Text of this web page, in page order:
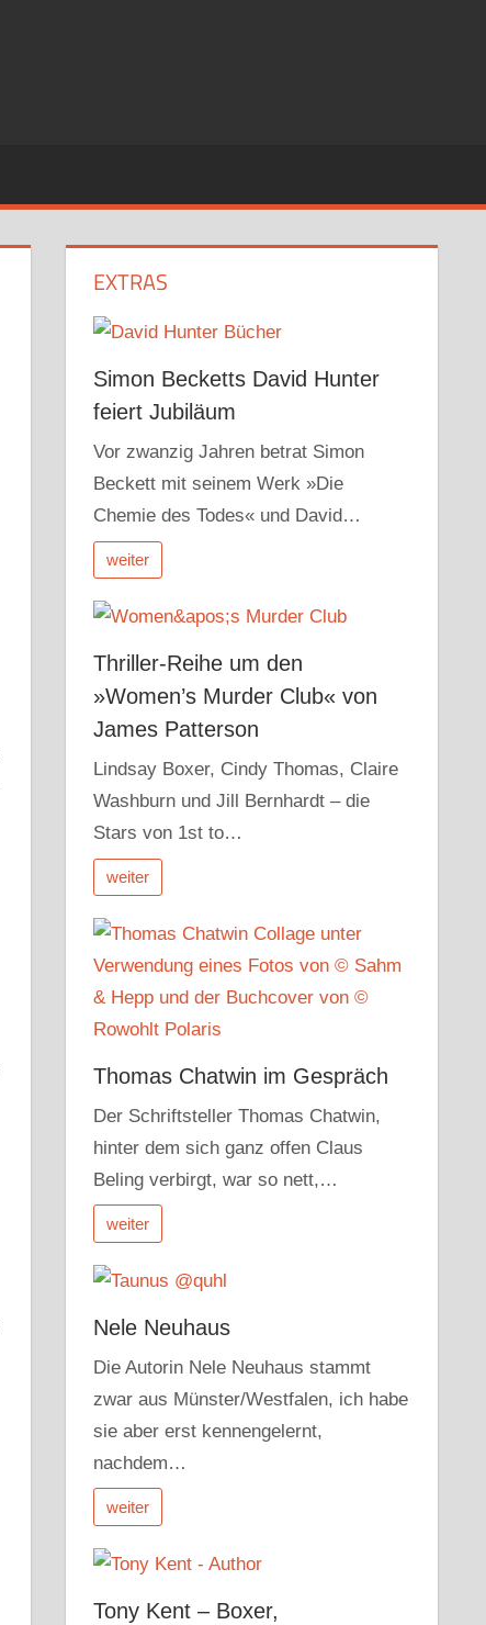
EXTRAS
Simon Becketts David Hunter
feiert Jubiläum
Vor zwanzig Jahren betrat Simon
Beckett mit seinem Werk »Die
Chemie des Todes« und David…
weiter
Thriller-Reihe um den
»Women’s Murder Club« von
James Patterson
Lindsay Boxer, Cindy Thomas, Claire
Washburn und Jill Bernhardt – die
Stars von 1st to…
weiter
Thomas Chatwin im Gespräch
Der Schriftsteller Thomas Chatwin,
hinter dem sich ganz offen Claus
Beling verbirgt, war so nett,…
weiter
Nele Neuhaus
Die Autorin Nele Neuhaus stammt
zwar aus Münster/Westfalen, ich habe
sie aber erst kennengelernt,
nachdem…
weiter
Tony Kent – Boxer,